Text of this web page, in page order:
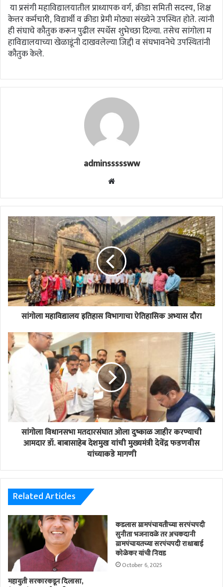
या प्रसंगी महाविद्यालयातील प्राध्यापक वर्ग, क्रीडा समिती सदस्य, शिक्ष
केत्तर कर्मचारी, विद्यार्थी व क्रीडा प्रेमी मोठ्या संख्येने उपस्थित होते. त्यांनी
ही संघाचे कौतुक करून पुढील स्पर्धेस शुभेच्छा दिल्या. तसेच सांगोला म
हाविद्यालयाच्या खेळाडूंनी दाखवलेल्या जिद्दी व संघभावनेचे उपस्थितांनी
कौतुक केले.
adminsssssww
Website
सांगोला महाविद्यालय इतिहास विभागाचा ऐतिहासिक अभ्यास दौरा
सांगोला विधानसभा मतदारसंघात ओला दुष्काळ जाहीर करण्याची
आमदार डॉ. बाबासाहेब देशमुख यांची मुख्यमंत्री देवेंद्र फडणवीस
यांच्याकडे मागणी
Related Articles
महायुती सरकारकडून दिलासा,
कडलास ग्रामपंचायतीच्या सरपंचपदी
सुनीता भजनावळे तर अचकदानी
ग्रामपंचायतच्या सरपंचपदी राधाबाई
कोळेकर यांची निवड
October 6, 2025